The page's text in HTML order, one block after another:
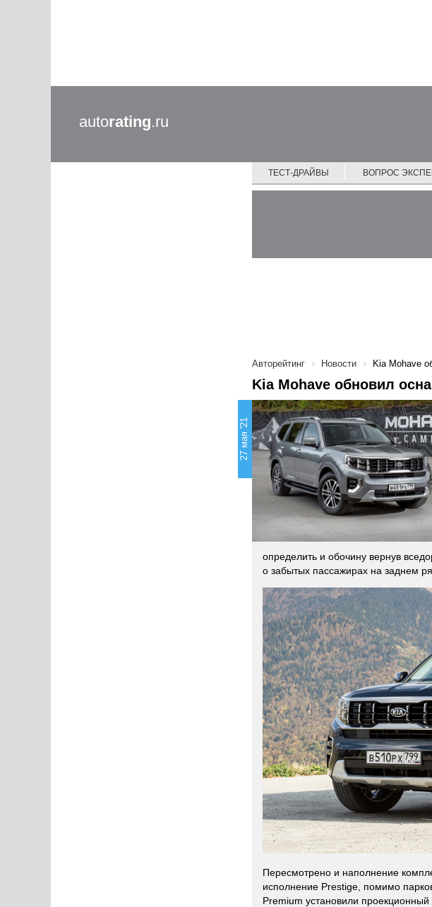
autorating.ru
ТЕСТ-ДРАЙВЫ ВОПРОС
Авторейтинг Новости Kia Mohave
Kia Mohave обновил
27 мая '21
определить и обочину вернув
о забытых пассажирах на заднем
Пересмотрено и наполнение
исполнение Prestige, помимо
Premium установили